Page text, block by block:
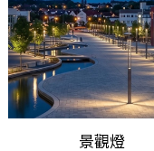
景觀燈